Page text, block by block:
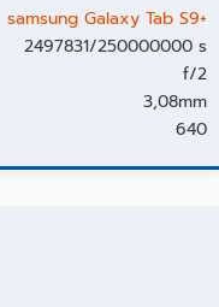
samsung Galaxy Tab S9+
2497831/250000000 s
f/2
3,08mm
640